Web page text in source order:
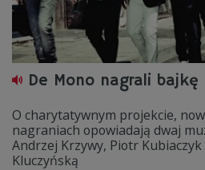
De Mono nagrali bajkę
O charytatywnym projekcie,
nagraniach opowiadają dwaj
Andrzej Krzywy, Piotr
Kluczyńską